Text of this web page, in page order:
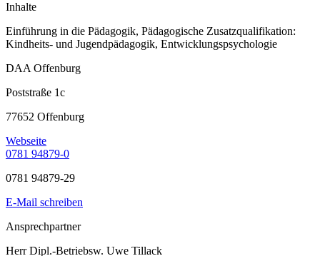
Inhalte
Einführung in die Pädagogik, Pädagogische Zusatzqualifikation:
Kindheits- und Jugendpädagogik, Entwicklungspsychologie
DAA Offenburg
Poststraße 1c
77652 Offenburg
Webseite
0781 94879-0
0781 94879-29
E-Mail schreiben
Ansprechpartner
Herr Dipl.-Betriebsw. Uwe Tillack